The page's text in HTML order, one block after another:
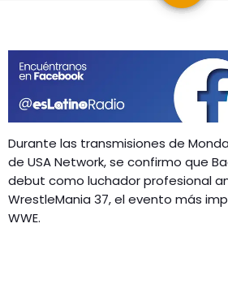
ESPECTÁCULOS
MÚSICA
ENTRETENIMIENTO
PROGRAMACIÓN
CONTACTO
Durante las transmisiones de
de USA Network, se confirmo que
debut como luchador profesional
WrestleMania 37, el evento más
WWE.